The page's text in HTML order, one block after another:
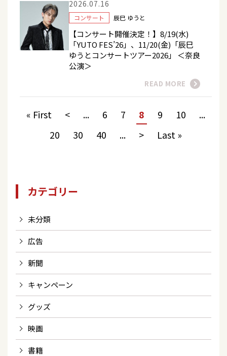
2026.07.16
コンサート 辰巳 ゆうと
【コンサート開催決定！】8/19(水)
「YUTO FES’26」、11/20(金)「辰巳
ゆうとコンサートツアー2026」 ＜奈良
公演＞
READ MORE
« First < ... 6 7 8 9 10
...
20
30 40 ... > Last »
カテゴリー
未分類
広告
新聞
キャンペーン
グッズ
映画
書籍